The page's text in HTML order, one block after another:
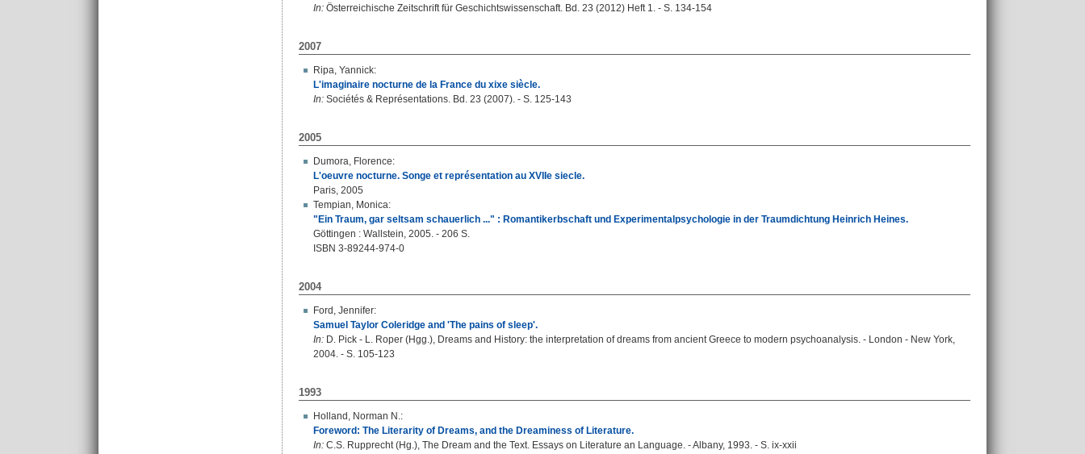
In: Österreichische Zeitschrift für Geschichtswissenschaft. Bd. 23 (2012) Heft 1. - S. 134-154
2007
Ripa, Yannick:
L'imaginaire nocturne de la France du xixe siècle.
In: Sociétés & Représentations. Bd. 23 (2007). - S. 125-143
2005
Dumora, Florence:
L'oeuvre nocturne. Songe et représentation au XVIIe siecle.
Paris, 2005
Tempian, Monica:
"Ein Traum, gar seltsam schauerlich ..." : Romantikerbschaft und Experimentalpsychologie in der Traumdichtung Heinrich Heines.
Göttingen : Wallstein, 2005. - 206 S.
ISBN 3-89244-974-0
2004
Ford, Jennifer:
Samuel Taylor Coleridge and 'The pains of sleep'.
In: D. Pick - L. Roper (Hgg.), Dreams and History: the interpretation of dreams from ancient Greece to modern psychoanalysis. - London - New York,
2004. - S. 105-123
1993
Holland, Norman N.:
Foreword: The Literarity of Dreams, and the Dreaminess of Literature.
In: C.S. Rupprecht (Hg.), The Dream and the Text. Essays on Literature an Language. - Albany, 1993. - S. ix-xxii